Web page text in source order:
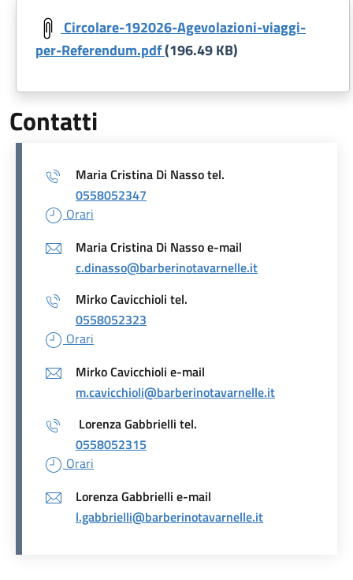
Document
Circolare-192026-Agevolazioni-viaggi-
per-Referendum.pdf(196.49 KB)
Contatti
Maria Cristina Di Nasso tel.
0558052347
Orari
Maria Cristina Di Nasso e-mail
c.dinasso@barberinotavarnelle.it
Mirko Cavicchioli tel.
0558052323
Orari
Mirko Cavicchioli e-mail
m.cavicchioli@barberinotavarnelle.it
Lorenza Gabbrielli tel.
0558052315
Orari
Lorenza Gabbrielli e-mail
l.gabbrielli@barberinotavarnelle.it